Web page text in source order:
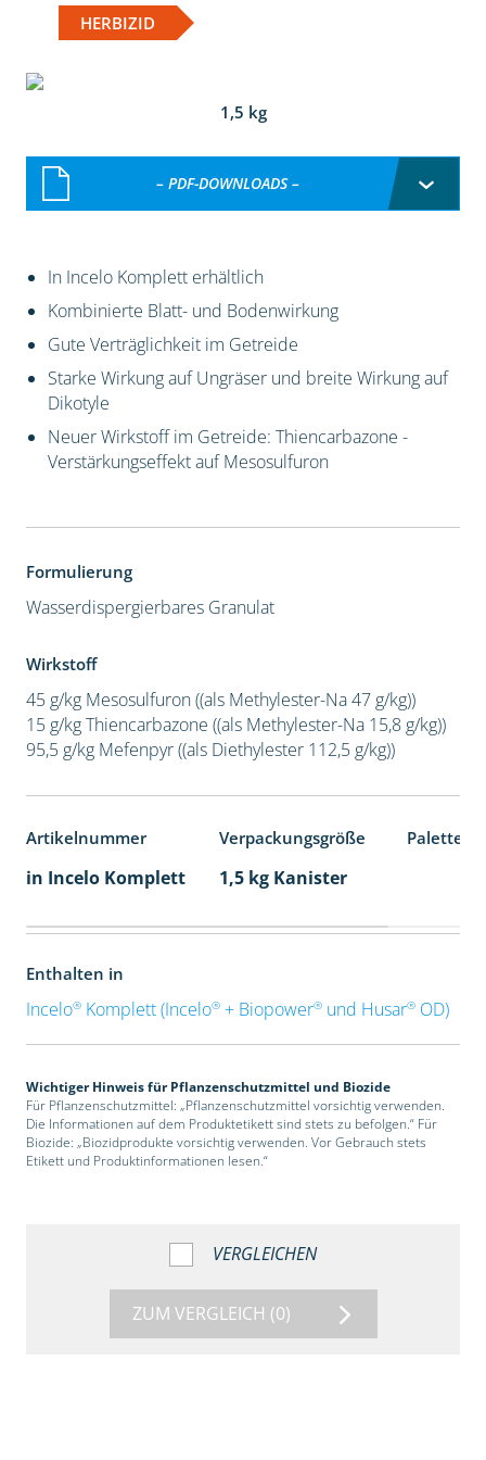
HERBIZID
1,5 kg
– PDF-DOWNLOADS –
In Incelo Komplett erhältlich
Kombinierte Blatt- und Bodenwirkung
Gute Verträglichkeit im Getreide
Starke Wirkung auf Ungräser und breite Wirkung auf
Dikotyle
Neuer Wirkstoff im Getreide: Thiencarbazone -
Verstärkungseffekt auf Mesosulfuron
Formulierung
Wasserdispergierbares Granulat
Wirkstoff
45 g/kg Mesosulfuron ((als Methylester-Na 47 g/kg))
15 g/kg Thiencarbazone ((als Methylester-Na 15,8 g/kg))
95,5 g/kg Mefenpyr ((als Diethylester 112,5 g/kg))
Artikelnummer Verpackungsgröße
in Incelo Komplett 1,5 kg Kanister
Enthalten in
Incelo®Komplett (Incelo®+ Biopower®und Husar®OD)
Wichtiger Hinweis für Pflanzenschutzmittel und Biozide
Für Pflanzenschutzmittel: „Pflanzenschutzmittel vorsichtig verwenden.
Die Informationen auf dem Produktetikett sind stets zu befolgen.“ Für
Biozide: „Biozidprodukte vorsichtig verwenden. Vor Gebrauch stets
Etikett und Produktinformationen lesen.“
VERGLEICHEN
ZUM VERGLEICH (0)